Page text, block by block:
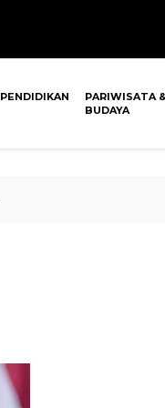
PENDIDIKAN
PARIWISATA &
BUDAYA